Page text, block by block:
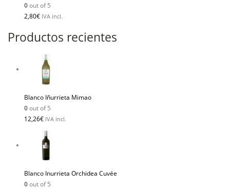
0out of 5
2,80€ IVA incl.
Productos recientes
Blanco Iñurrieta Mimao
0out of 5
12,26€ IVA incl.
Blanco Inurrieta Orchidea Cuvée
0out of 5